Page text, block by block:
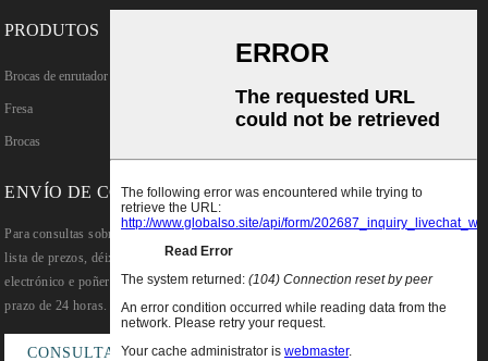
PRODUTOS
Brocas de enrutador rectos TCT
Fresa
Brocas
ENVÍO DE CONSULTAS
Para consultas sobre os nosos produtos ou
lista de prezos, déixanos o teu correo
electrónico e poñerémonos en contacto nun
prazo de 24 horas.
CONSULTA AGORA